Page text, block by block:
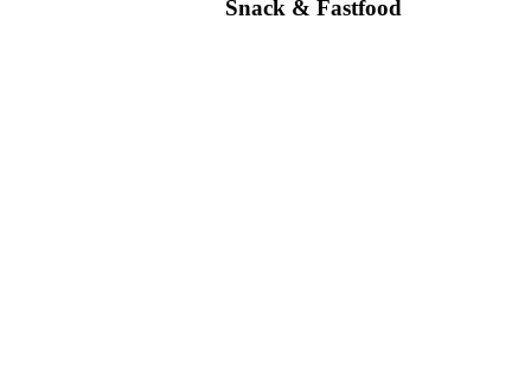
Snack & Fastfood